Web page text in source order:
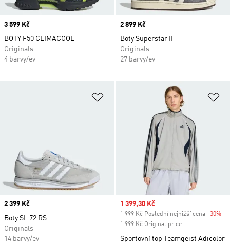
Price
3 599 Kč
BOTY F50 CLIMACOOL
Originals
4 barvy/ev
Price
2 899 Kč
Boty Superstar II
Originals
27 barvy/ev
Přidat do seznamu přání
Price
2 399 Kč
Boty SL 72 RS
Originals
14 barvy/ev
Sale price
1 399,30 Kč
1 999 Kč Poslední nejnižší cena -30%
1 999 Kč Original price
Sportovní top Teamgeist Adicolor